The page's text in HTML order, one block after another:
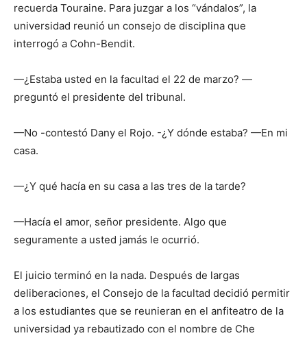
recuerda Touraine. Para juzgar a los “vándalos”, la
universidad reunió un consejo de disciplina que
interrogó a Cohn-Bendit.
—¿Estaba usted en la facultad el 22 de marzo? —
preguntó el presidente del tribunal.
—No -contestó Dany el Rojo. -¿Y dónde estaba? —En mi
casa.
—¿Y qué hacía en su casa a las tres de la tarde?
—Hacía el amor, señor presidente. Algo que
seguramente a usted jamás le ocurrió.
El juicio terminó en la nada. Después de largas
deliberaciones, el Consejo de la facultad decidió permitir
a los estudiantes que se reunieran en el anfiteatro de la
universidad ya rebautizado con el nombre de Che